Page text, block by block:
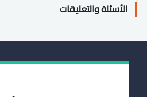
الأسئلة والتعليقات